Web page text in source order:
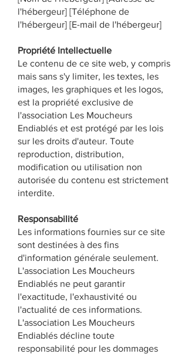
l'hébergeur] [Téléphone de
l'hébergeur] [E-mail de l'hébergeur]
Propriété Intellectuelle
Le contenu de ce site web, y compris
mais sans s'y limiter, les textes, les
images, les graphiques et les logos,
est la propriété exclusive de
l'association Les Moucheurs
Endiablés et est protégé par les lois
sur les droits d'auteur. Toute
reproduction, distribution,
modification ou utilisation non
autorisée du contenu est strictement
interdite.
Responsabilité
Les informations fournies sur ce site
sont destinées à des fins
d'information générale seulement.
L'association Les Moucheurs
Endiablés ne peut garantir
l'exactitude, l'exhaustivité ou
l'actualité de ces informations.
L'association Les Moucheurs
Endiablés décline toute
responsabilité pour les dommages